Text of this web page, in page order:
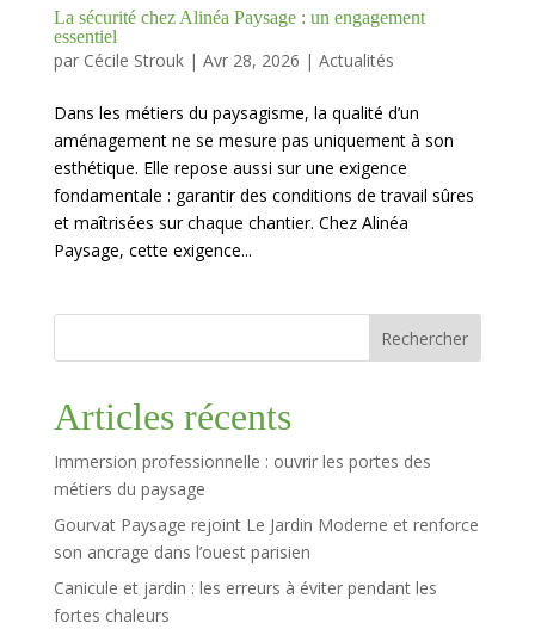
La sécurité chez Alinéa Paysage : un engagement
essentiel
par Cécile Strouk| Avr 28, 2026 | Actualités
Dans les métiers du paysagisme, la qualité d’un
aménagement ne se mesure pas uniquement à son
esthétique. Elle repose aussi sur une exigence
fondamentale : garantir des conditions de travail sûres
et maîtrisées sur chaque chantier. Chez Alinéa
Paysage, cette exigence...
Rechercher
Articles récents
Immersion professionnelle : ouvrir les portes des
métiers du paysage
Gourvat Paysage rejoint Le Jardin Moderne et renforce
son ancrage dans l’ouest parisien
Canicule et jardin : les erreurs à éviter pendant les
fortes chaleurs